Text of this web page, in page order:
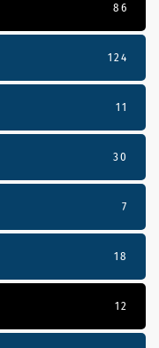
86
124
11
30
7
18
12